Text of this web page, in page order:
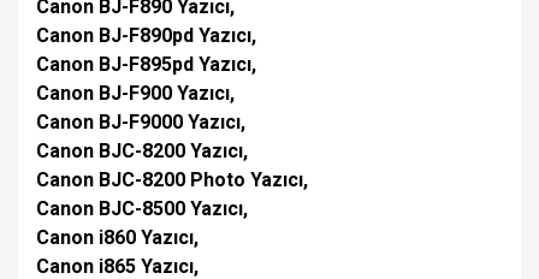
Canon BJ-F890 Yazıcı,
Canon BJ-F890pd Yazıcı,
Canon BJ-F895pd Yazıcı,
Canon BJ-F900 Yazıcı,
Canon BJ-F9000 Yazıcı,
Canon BJC-8200 Yazıcı,
Canon BJC-8200 Photo Yazıcı,
Canon BJC-8500 Yazıcı,
Canon i860 Yazıcı,
Canon i865 Yazıcı,